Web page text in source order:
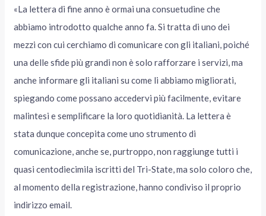
«La lettera di fine anno è ormai una consuetudine che
abbiamo introdotto qualche anno fa. Si tratta di uno dei
mezzi con cui cerchiamo di comunicare con gli italiani, poiché
una delle sfide più grandi non è solo rafforzare i servizi, ma
anche informare gli italiani su come li abbiamo migliorati,
spiegando come possano accedervi più facilmente, evitare
malintesi e semplificare la loro quotidianità. La lettera è
stata dunque concepita come uno strumento di
comunicazione, anche se, purtroppo, non raggiunge tutti i
quasi centodiecimila iscritti del Tri-State, ma solo coloro che,
al momento della registrazione, hanno condiviso il proprio
indirizzo email.